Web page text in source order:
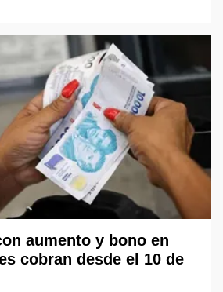
aumento y bono en
cobran desde el 10 de